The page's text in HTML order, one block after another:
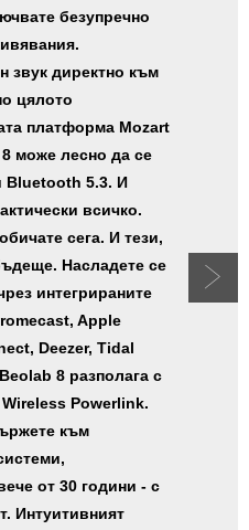
безупречно
звук директно към
цялото
платформа Mozart
може лесно да се
Bluetooth 5.3. И
всичко.
сега. И тези,
Насладете се
интегрираните
Apple
Deezer, Tidal
8 разполага с
Powerlink.
към
от 30 години - с
Интуитивният